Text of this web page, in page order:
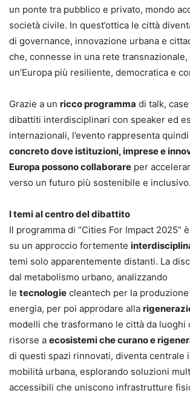
un ponte tra pubblico e privato, mondo
società civile. In quest’ottica le città
di governance, innovazione urbana e
che, connesse in una rete
un’Europa più resiliente, democratica e
Grazie a un ricco programma di talk,
dibattiti interdisciplinari con speaker ed
internazionali, l’evento rappresenta
concreto dove istituzioni, imprese e
Europa possono collaborare per
verso un futuro più sostenibile e inclusivo.
I temi al centro del dibattito
Il programma di “Cities For Impact 2025”
su un approccio fortemente
temi solo apparentemente distanti. La
dal metabolismo urbano, analizzando
le tecnologie cleantech per la
energia, per poi approdare alla
modelli che trasformano le città da luoghi
risorse a ecosistemi che curano e
di questi spazi rinnovati, diventa centrale
mobilità urbana, esplorando soluzioni
accessibili che uniscono infrastrutture